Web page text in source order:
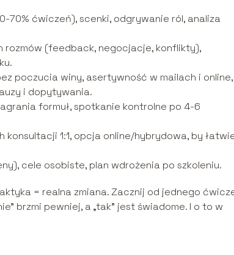
70% ćwiczeń), scenki, odgrywanie ról, analiza
rozmów (feedback, negocjacje, konflikty),
poczucia winy, asertywność w mailach i online,
i dopytywania.
formuł, spotkanie kontrolne po 4-6
konsultacji 1:1, opcja online/hybrydowa, by
cele osobiste, plan wdrożenia po szkoleniu.
= realna zmiana. Zacznij od jednego
brzmi pewniej, a „tak” jest świadome. I o to w